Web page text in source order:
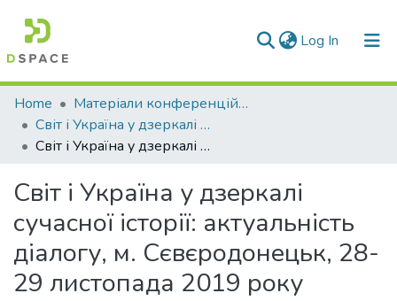
Log In (current)
Communities & Collections
All of DSpace
Home
Матеріали конференцій та семінарів
Світ і Україна у дзеркалі сучасної історії
Світ і Україна у дзеркалі сучасної історії: актуальність діалогу, м. Сєвєродонецьк, 28-29 листопада 2019 року
Світ і Україна у дзеркалі
сучасної історії: актуальність
діалогу, м. Сєвєродонецьк, 28-
29 листопада 2019 року